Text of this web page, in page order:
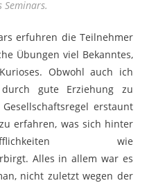
Seminars.
erfuhren die Teilnehmer
Übungen viel Bekanntes,
Obwohl auch ich
gute Erziehung zu
erstaunt
erfahren, was sich hinter
wie
Alles in allem war es
nicht zuletzt wegen der